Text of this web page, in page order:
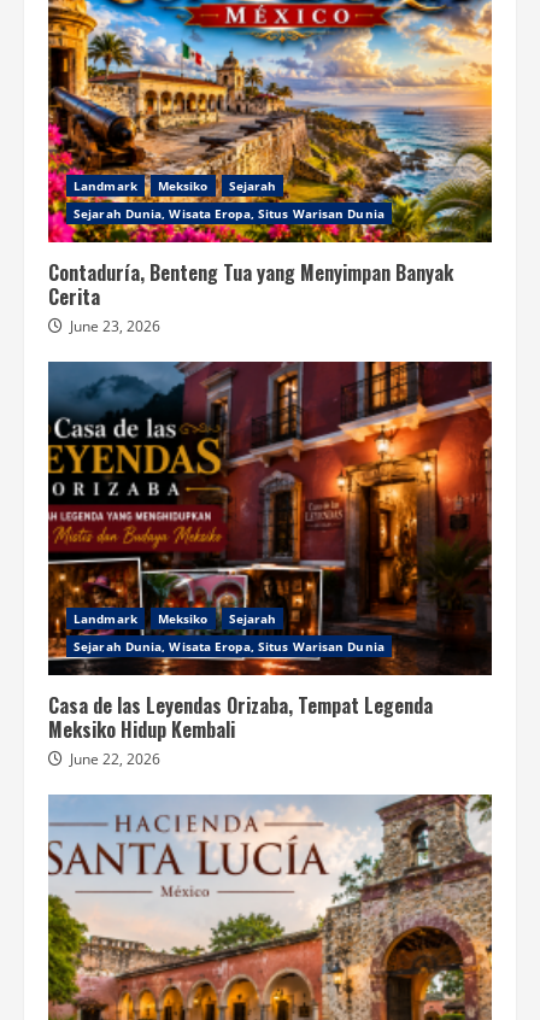
Landmark Meksiko
Sejarah
Sejarah Dunia, Wisata Eropa, Situs Warisan Dunia
Contaduría, Benteng Tua yang Menyimpan Banyak
Cerita
June 23, 2026
Landmark Meksiko
Sejarah
Sejarah Dunia, Wisata Eropa, Situs Warisan Dunia
Casa de las Leyendas Orizaba, Tempat Legenda
Meksiko Hidup Kembali
June 22, 2026